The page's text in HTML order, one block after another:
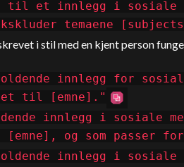
til et innlegg i sosiale
temaene
i stil med en kjent person
innlegg for
til [emne]."
innlegg i sosiale
og som passer
innlegg i sosiale